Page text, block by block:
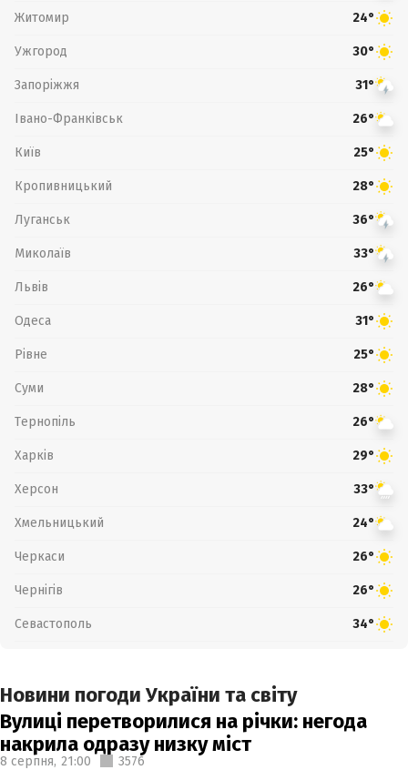
Житомир 24°
Ужгород 30°
Запоріжжя 31°
Івано-Франківськ 26°
Київ 25°
Кропивницький 28°
Луганськ 36°
Миколаїв 33°
Львів 26°
Одеса 31°
Рівне 25°
Суми 28°
Тернопіль 26°
Харків 29°
Херсон 33°
Хмельницький 24°
Черкаси 26°
Чернігів 26°
Севастополь 34°
Новини погоди України та світу
Вулиці перетворилися на річки: негода
накрила одразу низку міст
8 серпня, 21:00 3576